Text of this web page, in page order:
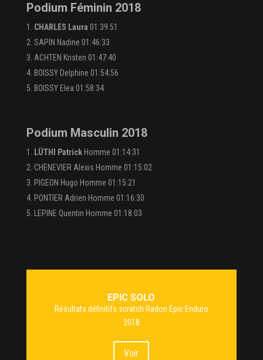
Podium Féminin 2018
CHARLES Laura 01:39:51
SAPIN Nadine 01:46:33
ACHTEN Kristen 01:47:40
BOISSY Delphine 01:54:56
BOISSY Elea 01:58:34
Podium Masculin 2018
LÜTHI PatrickHomme 01:14:31
CHENEVIER Alexis Homme 01:15:02
PIGEON Hugo Homme 01:15:21
PONTIER Adrien Homme 01:16:30
LEPINE Quentin Homme 01:18:03
EPIC SOLO
Résultats définitifs scratch Radon Epic Enduro
2018
Voir